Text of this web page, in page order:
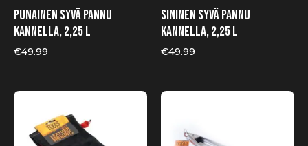
Punainen syvä pannu
kannella, 2,25 l
€49.99
Sininen syvä pannu
kannella, 2,25 l
€49.99